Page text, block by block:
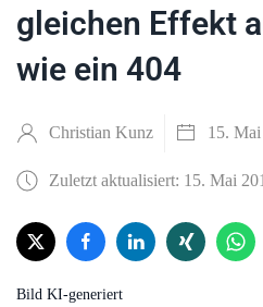
gleichen Effekt
wie ein 404
Christian Kunz 15.
Zuletzt aktualisiert: 15. Mai
Bild KI-generiert